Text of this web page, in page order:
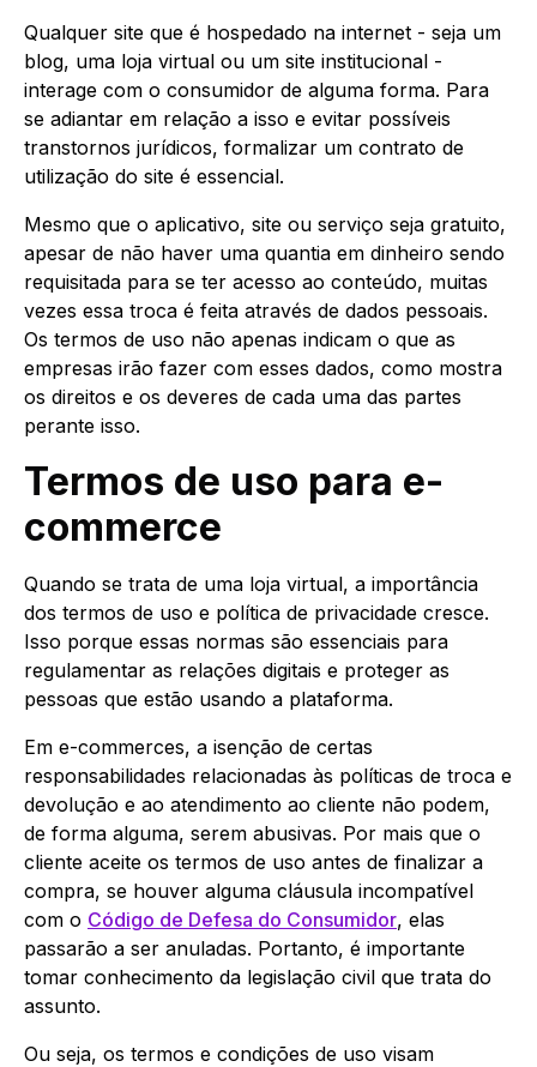
Qualquer site que é hospedado na internet - seja um
blog, uma loja virtual ou um site institucional -
interage com o consumidor de alguma forma. Para
se adiantar em relação a isso e evitar possíveis
transtornos jurídicos, formalizar um contrato de
utilização do site é essencial.
Mesmo que o aplicativo, site ou serviço seja gratuito,
apesar de não haver uma quantia em dinheiro sendo
requisitada para se ter acesso ao conteúdo, muitas
vezes essa troca é feita através de dados pessoais.
Os termos de uso não apenas indicam o que as
empresas irão fazer com esses dados, como mostra
os direitos e os deveres de cada uma das partes
perante isso.
Termos de uso para e-
commerce
Quando se trata de uma loja virtual, a importância
dos termos de uso e política de privacidade cresce.
Isso porque essas normas são essenciais para
regulamentar as relações digitais e proteger as
pessoas que estão usando a plataforma.
Em e-commerces, a isenção de certas
responsabilidades relacionadas às políticas de troca e
devolução e ao atendimento ao cliente não podem,
de forma alguma, serem abusivas. Por mais que o
cliente aceite os termos de uso antes de finalizar a
compra, se houver alguma cláusula incompatível
com o Código de Defesa do Consumidor, elas
passarão a ser anuladas. Portanto, é importante
tomar conhecimento da legislação civil que trata do
assunto.
Ou seja, os termos e condições de uso visam